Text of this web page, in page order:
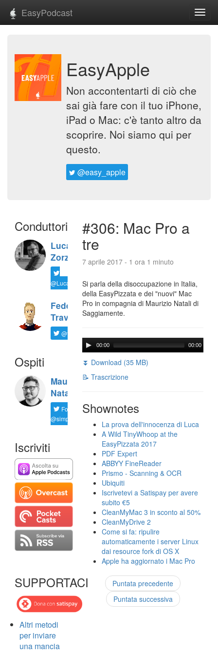
EasyPodcast
EasyApple
Non accontentarti di ciò che
sai già fare con il tuo iPhone,
iPad o Mac: c'è tanto altro da
scoprire. Noi siamo qui per
questo.
@easy_apple
Conduttori
Luca
Zorzi
@LucaTNT
Federico
Travaini
@ftrava
Ospiti
Maurizio
Natali
Follow
@simplemal
Iscriviti
SUPPORTACI
Altri metodi
per inviare
una mancia
#306: Mac Pro a
tre
7 aprile 2017 - 1 ora 1 minuto
Si parla della disoccupazione in Italia,
della EasyPizzata e dei "nuovi" Mac
Pro in compagnia di Maurizio Natali di
Saggiamente.
00:00 00:00
⏬ Download (35 MB)
📝 Trascrizione
Shownotes
La prova dell'innocenza di Luca
A Wild TinyWhoop at the
EasyPizzata 2017
PDF Expert
ABBYY FineReader
Prismo - Scanning & OCR
Ubiquiti
Iscrivetevi a Satispay per avere
subito €5
CleanMyMac 3 in sconto al 50%
CleanMyDrive 2
Come si fa: ripulire
automaticamente i server Linux
dai resource fork di OS X
Apple ha aggiornato i Mac Pro
Puntata precedente
Puntata successiva